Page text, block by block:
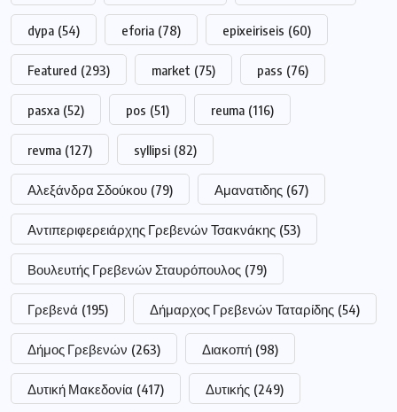
dypa (54) eforia (78) epixeiriseis (60)
Featured (293) market (75) pass (76)
pasxa (52) pos (51) reuma (116)
revma (127) syllipsi (82)
Αλεξάνδρα Σδούκου (79) Αμανατιδης (67)
Αντιπεριφερειάρχης Γρεβενών Τσακνάκης (53)
Βουλευτής Γρεβενών Σταυρόπουλος (79)
Γρεβενά (195) Δήμαρχος Γρεβενών Ταταρίδης (54)
Δήμος Γρεβενών (263) Διακοπή (98)
Δυτική Μακεδονία (417) Δυτικής (249)